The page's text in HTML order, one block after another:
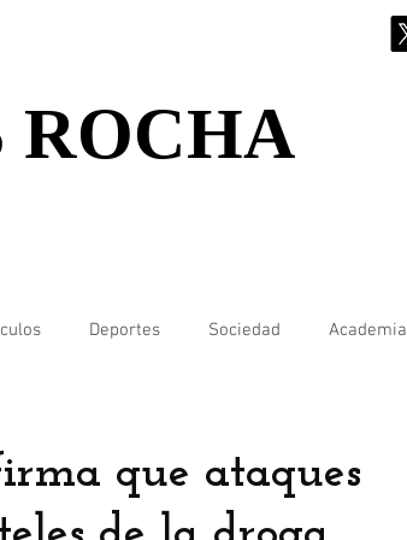
ROCHA
Deportes Sociedad Academia
que ataques